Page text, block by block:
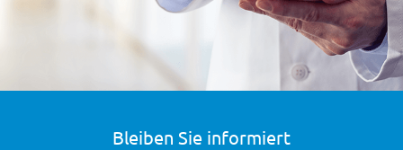
Bleiben Sie informiert